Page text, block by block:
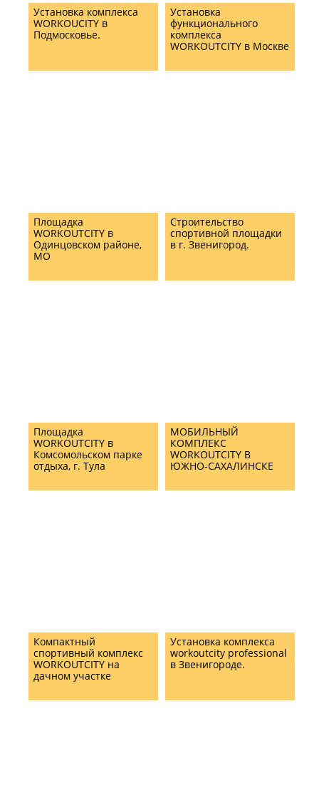
Установка комплекса
WORKOUCITY в
Подмосковье.
Установка
функционального
комплекса
WORKOUTCITY в Москве
Площадка
WORKOUTCITY в
Одинцовском районе,
МО
Строительство
спортивной площадки
в г. Звенигород.
Площадка
WORKOUTCITY в
Комсомольском парке
отдыха, г. Тула
МОБИЛЬНЫЙ
КОМПЛЕКС
WORKOUTCITY В
ЮЖНО-САХАЛИНСКЕ
Компактный
спортивный комплекс
WORKOUTCITY на
дачном участке
Установка комплекса
workoutcity professional
в Звенигороде.